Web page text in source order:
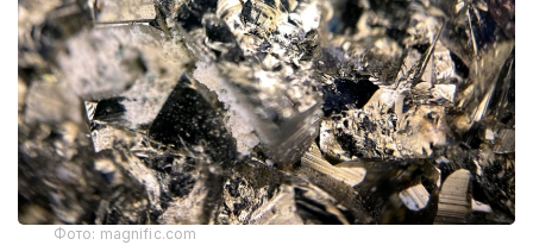
Фото: magnific.com